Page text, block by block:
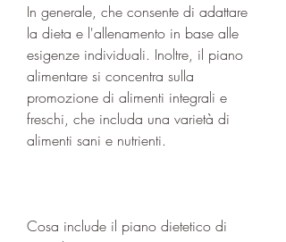
In generale, che consente di adattare
la dieta e l'allenamento in base alle
esigenze individuali. Inoltre, il piano
alimentare si concentra sulla
promozione di alimenti integrali e
freschi, che includa una varietà di
alimenti sani e nutrienti.
Cosa include il piano dietetico di